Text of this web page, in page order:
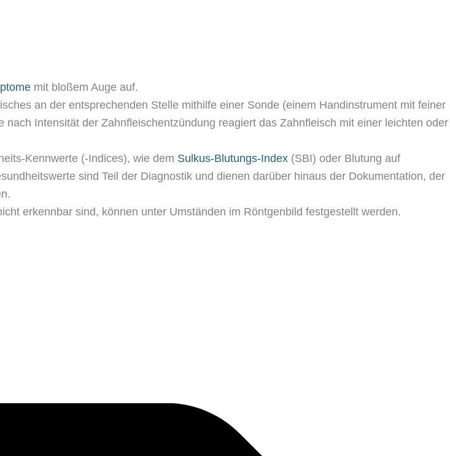
mit bloßem Auge auf.
an der entsprechenden Stelle mithilfe einer Sonde (einem Handinstrument mit feiner
Intensität der Zahnfleischentzündung reagiert das Zahnfleisch mit einer leichten oder
Kennwerte (-Indices), wie dem Sulkus-Blutungs-Index (SBI) oder Blutung auf
sind Teil der Diagnostik und dienen darüber hinaus der Dokumentation, der
erkennbar sind, können unter Umständen im Röntgenbild festgestellt werden.